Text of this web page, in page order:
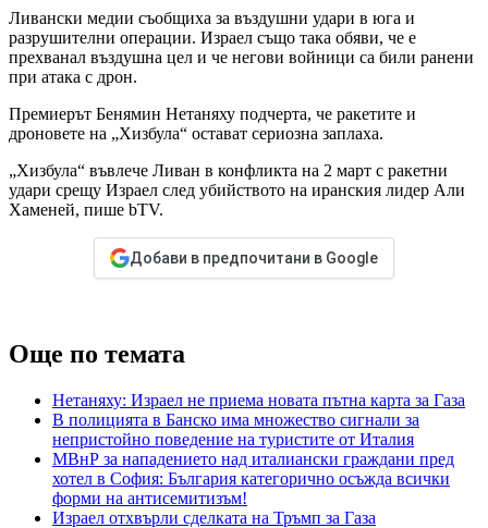
Ливански медии съобщиха за въздушни удари в юга и
разрушителни операции. Израел също така обяви, че е
прехванал въздушна цел и че негови войници са били ранени
при атака с дрон.
Премиерът Бенямин Нетаняху подчерта, че ракетите и
дроновете на „Хизбула“ остават сериозна заплаха.
„Хизбула“ въвлече Ливан в конфликта на 2 март с ракетни
удари срещу Израел след убийството на иранския лидер Али
Хаменей, пише bTV.
Добави в предпочитани в Google
Още по темата
Нетаняху: Израел не приема новата пътна карта за Газа
В полицията в Банско има множество сигнали за
непристойно поведение на туристите от Италия
МВнР за нападението над италиански граждани пред
хотел в София: България категорично осъжда всички
форми на антисемитизъм!
Израел отхвърли сделката на Тръмп за Газа